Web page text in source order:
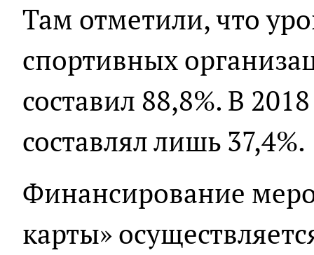
Там отметили, что
спортивных
составил 88,8%. В
составлял лишь 37,4%.
Финансирование
карты»